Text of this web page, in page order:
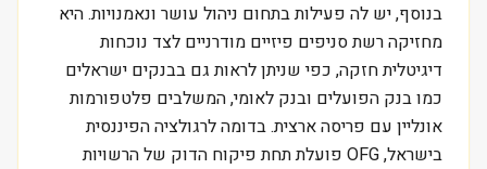
בנוסף, יש לה פעילות בתחום ניהול עושר ונאמנויות. היא
מחזיקה רשת סניפים פיזיים מודרניים לצד נוכחות
דיגיטלית חזקה, כפי שניתן לראות גם בבנקים ישראלים
כמו בנק הפועלים ובנק לאומי, המשלבים פלטפורמות
אונליין עם פריסה ארצית. בדומה לרגולציה הפיננסית
בישראל, OFG פועלת תחת פיקוח הדוק של הרשויות